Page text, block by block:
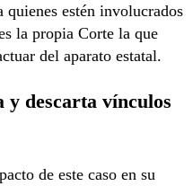
estén involucrados
la propia Corte la que
del aparato estatal.
y descarta vínculos
de este caso en su